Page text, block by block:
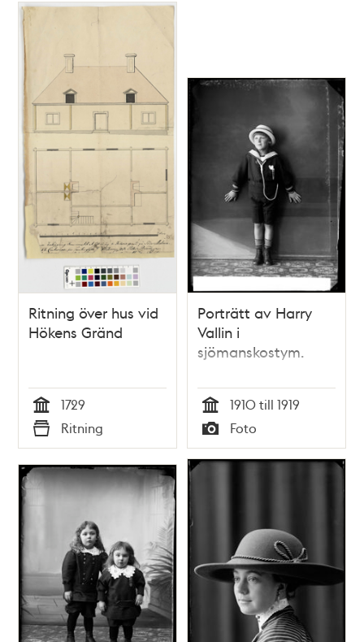
Ritning över hus vid
Hökens Gränd
Tid
1729
Typ
Ritning
Porträtt av Harry
Vallin i
sjömanskostym.
Tid
1910 till 1919
Typ
Foto